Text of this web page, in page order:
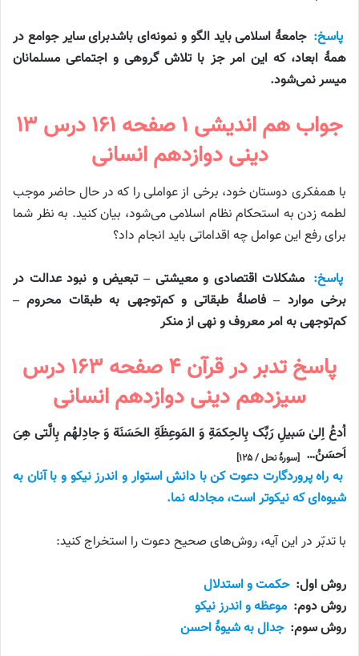
پاسخ: جامعهٔ اسلامی باید الگو و نمونه‌ای باشدبرای سایر جوامع در
همهٔ ابعاد، که این امر جز با تلاش گروهی و اجتماعی مسلمانان
میسر نمی‌شود.
جواب هم اندیشی ۱ صفحه ۱۶۱ درس ۱۳
دینی دوازدهم انسانی
با همفکری دوستان خود، برخی از عواملی را که در حال حاضر موجب
لطمه زدن به استحکام نظام اسلامی می‌شود، بیان کنید. به نظر شما
برای رفع این عوامل چه اقداماتی باید انجام داد؟
پاسخ: مشکلات اقتصادی و معیشتی – تبعیض و نبود عدالت در
برخی موارد – فاصلهٔ طبقاتی و کم‌توجهی به طبقات محروم –
کم‌توجهی به امر معروف و نهی از منکر
پاسخ تدبر در قرآن ۴ صفحه ۱۶۳ درس
سیزدهم دینی دوازدهم انسانی
اُدعُ اِلیٰ سَبیلِ رَبِّک بِالحِکمَةِ وَ المَوعِظَةِ الحَسَنَة وَ جادِلهُم بِالَّتی هِیَ
اَحسَنُ… [سورهٔ نحل / ۱۲۵]
به راه پروردگارت دعوت کن با دانش استوار و اندرز نیکو و با آنان به
شیوه‌ای که نیکوتر است، مجادله نما.
با تدبّر در این آیه، روش‌های صحیح دعوت را استخراج کنید:
روش اول: حکمت و استدلال
روش دوم: موعظه و اندرز نیکو
روش سوم: جدال به شیوهٔ احسن